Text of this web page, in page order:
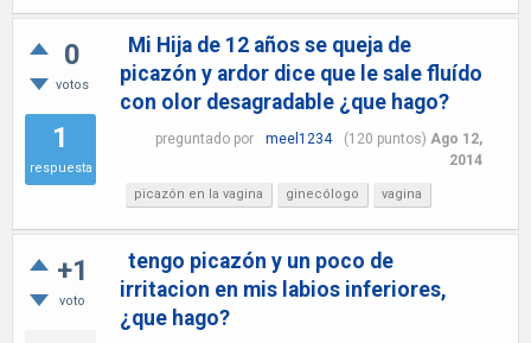
0
votos
1
respuesta
Mi Hija de 12 años se queja de
picazón y ardor dice que le sale fluído
con olor desagradable ¿que hago?
preguntado por meel1234 (120 puntos) Ago 12,
2014
picazón en la vagina ginecólogo vagina
+1
voto
tengo picazón y un poco de
irritacion en mis labios inferiores,
¿que hago?